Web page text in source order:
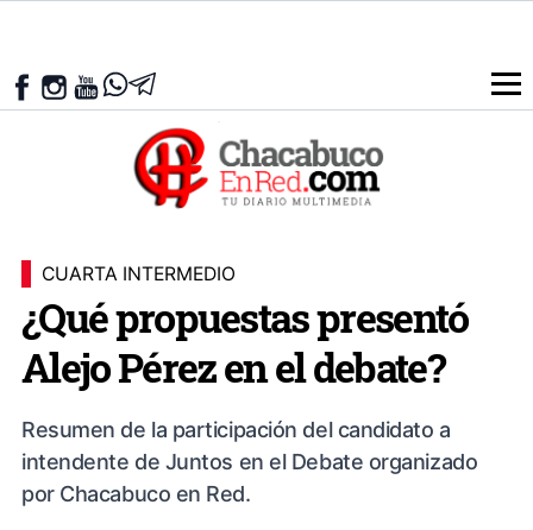
CUARTA INTERMEDIO
¿Qué propuestas presentó
Alejo Pérez en el debate?
Resumen de la participación del candidato a
intendente de Juntos en el Debate organizado
por Chacabuco en Red.